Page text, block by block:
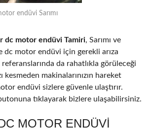
endüvi Sarımı
dc motor endüvi Tamiri, Sarımı ve
dc motor endüvi için gerekli arıza
da rahatlıkla görüleceği
kesmeden makinalarınızın hareket
endüvi sizlere güvenle ulaştırır.
tıklayarak bizlere ulaşabilirsiniz.
MOTOR ENDÜVI